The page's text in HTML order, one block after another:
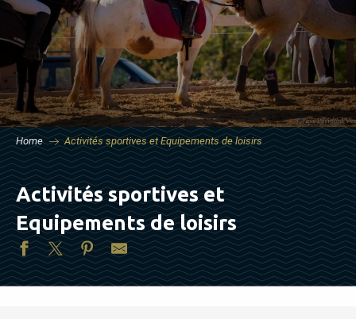
Home Activités sportives et Equipements de loisirs
Activités sportives et
Equipements de loisirs